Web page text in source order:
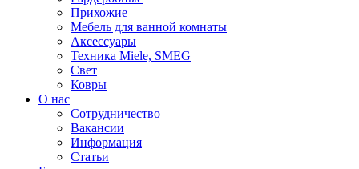
Прихожие
Мебель для ванной комнаты
Аксессуары
Техника Miele, SMEG
Свет
Ковры
О нас
Сотрудничество
Вакансии
Информация
Статьи